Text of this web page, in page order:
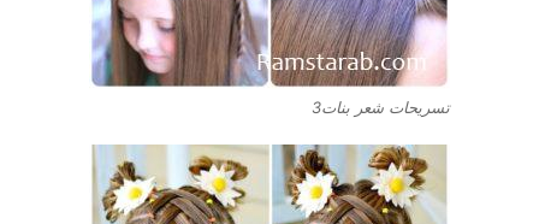
تسريحات شعر بنات3